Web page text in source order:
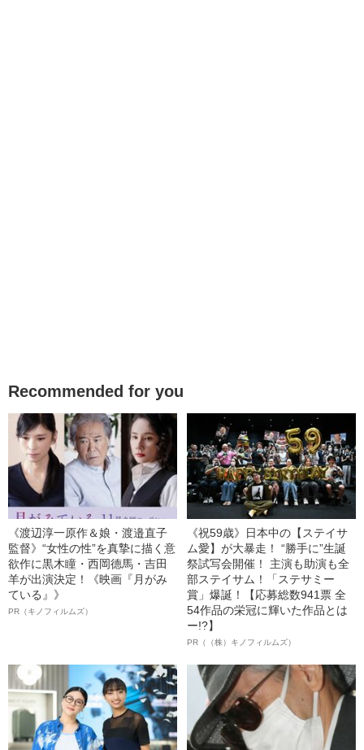
Recommended for you
《渡辺淳一原作＆娘・渡邉直子
監督》“女性の性”を真摯に描く意
欲作に黒木瞳・西岡德馬・吉田
羊が出演決定！《映画『月がみ
ている』》
PR（キノフィルムズ）
《祝59歳》日本中の【ステイサ
ム愛】が大暴走！ “勝手に”生誕
祭試写会開催！ 主演も助演も全
部ステイサム！「ステサミー
賞」爆誕！【応募総数941票 全
54作品の栄冠に輝いた作品とは
ー!?】
PR（（株）キノフィルムズ）